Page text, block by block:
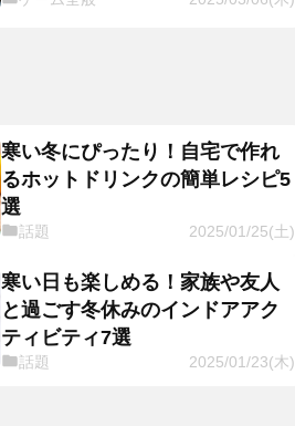
寒い冬にぴったり！自宅で作れ
るホットドリンクの簡単レシピ5
選
話題 2025/01/25(土)
寒い日も楽しめる！家族や友人
と過ごす冬休みのインドアアク
ティビティ7選
話題 2025/01/23(木)